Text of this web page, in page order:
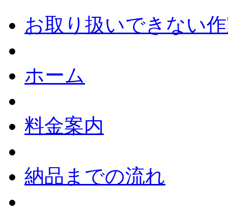
お取り扱いできない
ホーム
料金案内
納品までの流れ